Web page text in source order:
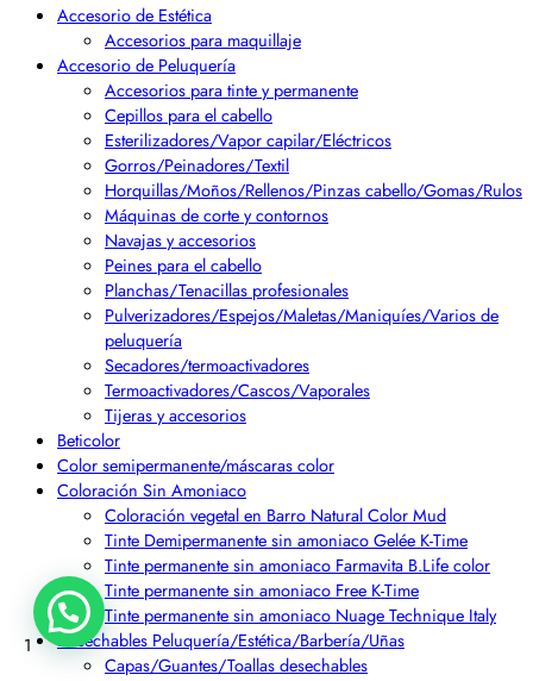
Accesorio de Estética
Accesorios para maquillaje
Accesorio de Peluquería
Accesorios para tinte y permanente
Cepillos para el cabello
Esterilizadores/Vapor capilar/Eléctricos
Gorros/Peinadores/Textil
Horquillas/Moños/Rellenos/Pinzas cabello/Gomas/Rulos
Máquinas de corte y contornos
Navajas y accesorios
Peines para el cabello
Planchas/Tenacillas profesionales
Pulverizadores/Espejos/Maletas/Maniquíes/Varios de
peluquería
Secadores/termoactivadores
Termoactivadores/Cascos/Vaporales
Tijeras y accesorios
Beticolor
Color semipermanente/máscaras color
Coloración Sin Amoniaco
Coloración vegetal en Barro Natural Color Mud
Tinte Demipermanente sin amoniaco Gelée K-Time
Tinte permanente sin amoniaco Farmavita B.Life color
Tinte permanente sin amoniaco Free K-Time
Tinte permanente sin amoniaco Nuage Technique Italy
Desechables Peluquería/Estética/Barbería/Uñas
Capas/Guantes/Toallas desechables
1